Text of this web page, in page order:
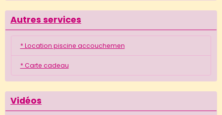
Autres services
* Location piscine accouchemen
* Carte cadeau
Vidéos